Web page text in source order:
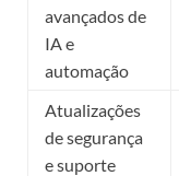
avançados de
IA e
automação
Atualizações
de segurança
e suporte